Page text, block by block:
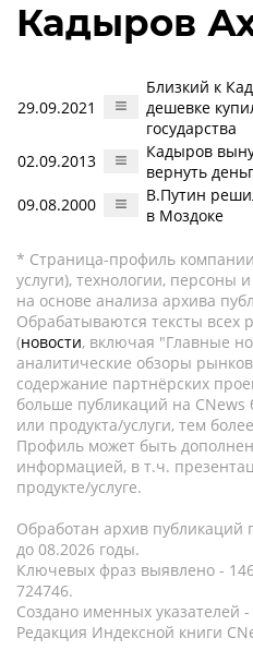
Кадыров
29.09.2021
Близкий к
дешевке
государства
02.09.2013
Кадыров
вернуть
09.08.2000
В.Путин
в Моздоке
* Страница-профиль
услуги), технологии, персоны
на основе анализа архива
Обрабатываются тексты всех
(новости, включая "Главные
аналитические обзоры
содержание партнёрских
больше публикаций на
или продукта/услуги, тем
Профиль может быть
информацией, в т.ч.
продукте/услуге.
Обработан архив публикаций
до 08.2026 годы.
Ключевых фраз выявлено -
724746.
Создано именных указателей -
Редакция Индексной книги